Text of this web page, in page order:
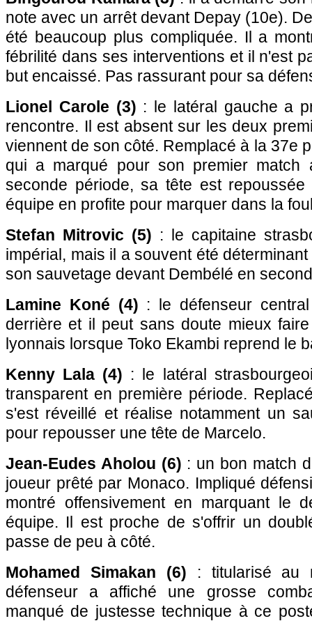
note avec un arrêt devant Depay (10e).
été beaucoup plus compliquée. Il a
fébrilité dans ses interventions et il n'est
but encaissé. Pas rassurant pour sa
Lionel Carole (3) : le latéral gauche a
rencontre. Il est absent sur les deux
viennent de son côté. Remplacé à la 37e
qui a marqué pour son premier match
seconde période, sa tête est
équipe en profite pour marquer dans la
Stefan Mitrovic (5) : le capitaine
impérial, mais il a souvent été
son sauvetage devant Dembélé en
Lamine Koné (4) : le défenseur
derrière et il peut sans doute mieux
lyonnais lorsque Toko Ekambi reprend le
Kenny Lala (4) : le latéral
transparent en première période.
s'est réveillé et réalise notamment un
pour repousser une tête de Marcelo.
Jean-Eudes Aholou (6) : un bon match
joueur prêté par Monaco. Impliqué
montré offensivement en marquant le
équipe. Il est proche de s'offrir un
passe de peu à côté.
Mohamed Simakan (6) : titularisé au
défenseur a affiché une grosse
manqué de justesse technique à ce